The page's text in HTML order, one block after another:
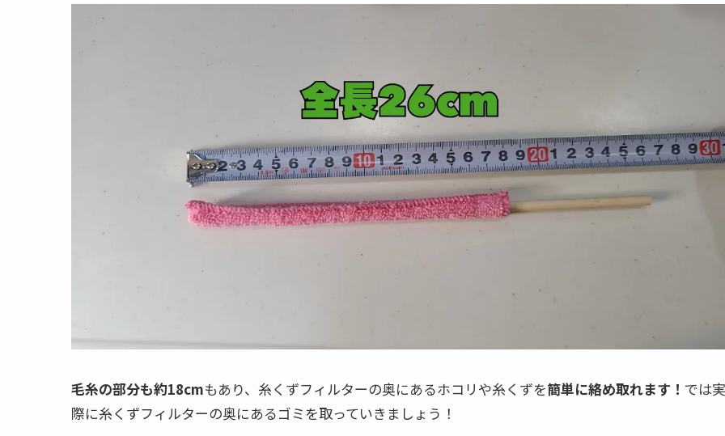
毛糸の部分も約18cmもあり、糸くずフィルターの奥にあるホコリや糸くずを簡単に絡め取れます！ では実
際に糸くずフィルターの奥にあるゴミを取っていきましょう！